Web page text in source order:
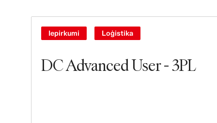
North America
3
South America
DC Advanced User - 3PL
Iepirkumi Loģistika